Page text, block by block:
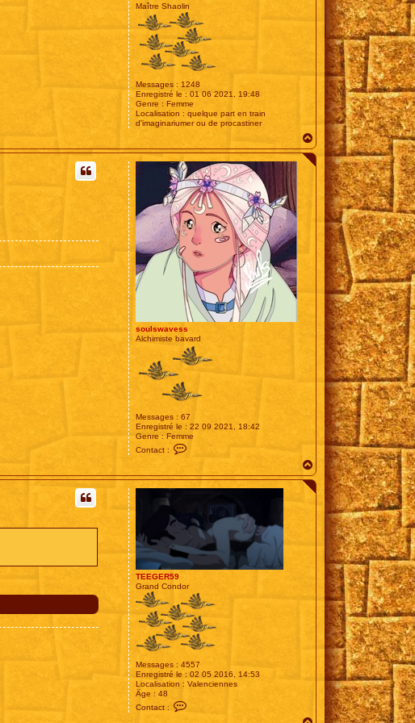
Maître Shaolin
Messages : 1248
Enregistré le : 01 06 2021, 19:48
Genre : Femme
Localisation : quelque part en train
d'imaginariumer ou de procastiner
a
u
soulswavess
Alchimiste bavard
Messages : 67
Enregistré le : 22 09 2021, 18:42
Genre : Femme
Contact :
t
s
u
l
s
a
v
e
s
s
a
u
TEEGER59
Grand Condor
Messages : 4557
Enregistré le : 02 05 2016, 14:53
Localisation : Valenciennes
Âge : 48
Contact :